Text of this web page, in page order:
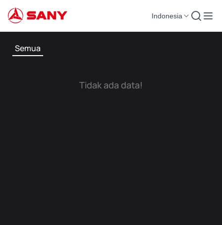
Indonesia
Semua
Tidak ada data!